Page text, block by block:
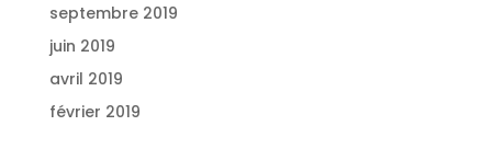
septembre 2019
juin 2019
avril 2019
février 2019